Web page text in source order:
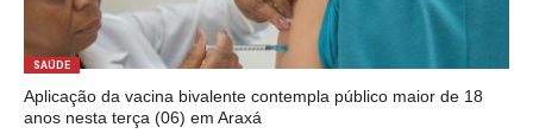
SAÚDE
Aplicação da vacina bivalente contempla público maior de 18
anos nesta terça (06) em Araxá